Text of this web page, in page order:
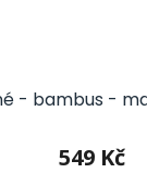
- bambus -
549 Kč